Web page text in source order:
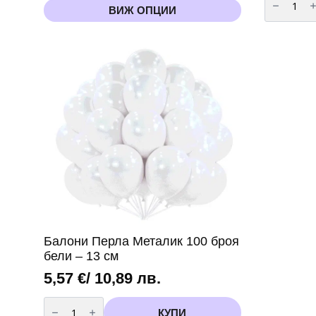
1,53 €
13,91 лв.
ВИЖ ОПЦИИ
This
product
product
за
Бутилка
с
Балони Перла Металик 100 броя
бели – 13 см
5,57 €/ 10,89 лв.
количество
за КУПИ